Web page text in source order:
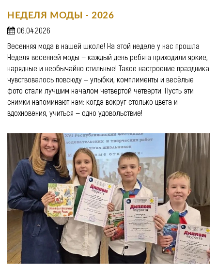
НЕДЕЛЯ МОДЫ - 2026
06.04.2026
Весенняя мода в нашей школе! На этой неделе у нас прошла
Неделя весенней моды — каждый день ребята приходили яркие,
нарядные и необычайно стильные! Такое настроение праздника
чувствовалось повсюду — улыбки, комплименты и весёлые
фото стали лучшим началом четвёртой четверти. Пусть эти
снимки напоминают нам: когда вокруг столько цвета и
вдохновения, учиться — одно удовольствие!